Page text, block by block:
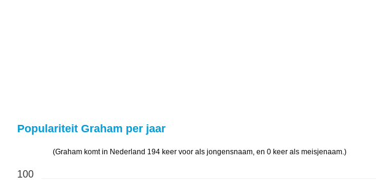
Populariteit Graham per jaar
(Graham komt in Nederland 194 keer voor als jongensnaam, en 0 keer als meisjenaam.)
100